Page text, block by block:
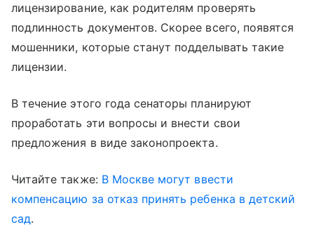
лицензирование, как родителям проверять
подлинность документов. Скорее всего, появятся
мошенники, которые станут подделывать такие
лицензии.
В течение этого года сенаторы планируют
проработать эти вопросы и внести свои
предложения в виде законопроекта.
Читайте также: В Москве могут ввести
компенсацию за отказ принять ребенка в детский
сад.